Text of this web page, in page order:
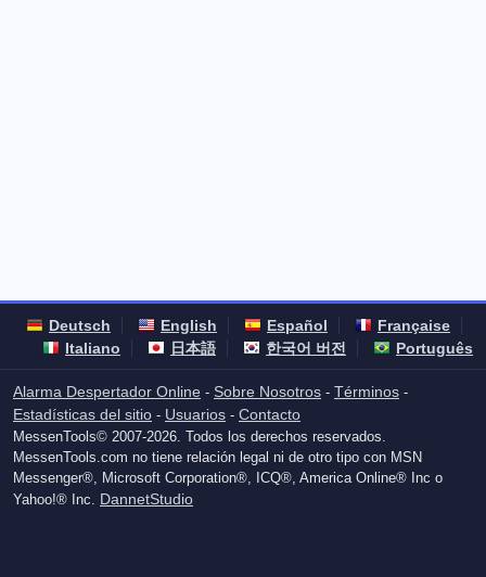
Deutsch English Español
Française
Italiano
日本語 한국어 버전 Português
Alarma Despertador Online - Sobre Nosotros - Términos -
Estadísticas del sitio - Usuarios - Contacto
MessenTools© 2007-2026. Todos los derechos reservados.
MessenTools.com no tiene relación legal ni de otro tipo con MSN
Messenger®, Microsoft Corporation®, ICQ®, America Online® Inc o
Yahoo!® Inc. DannetStudio